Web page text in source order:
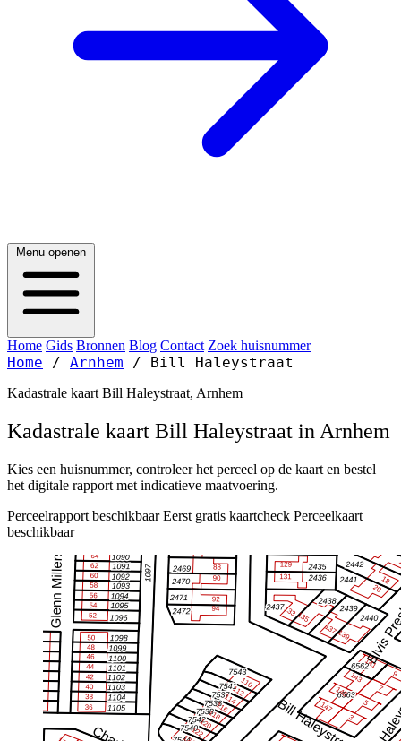
Menu openen
Home Gids Bronnen Blog Contact Zoek huisnummer
Home / Arnhem / Bill Haleystraat
Kadastrale kaart Bill Haleystraat, Arnhem
Kadastrale kaart Bill Haleystraat in Arnhem
Kies een huisnummer, controleer het perceel op de kaart en bestel
het digitale rapport met indicatieve maatvoering.
Perceelrapport beschikbaar Eerst gratis kaartcheck Perceelkaart
beschikbaar